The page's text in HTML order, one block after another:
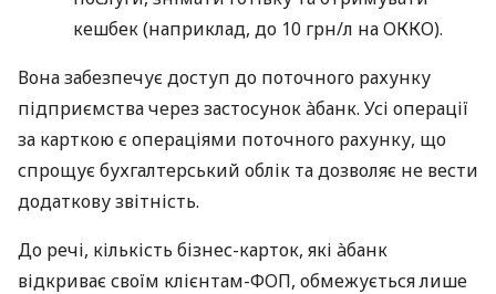
кешбек (наприклад, до 10 грн/л на ОККО).
Вона забезпечує доступ до поточного рахунку
підприємства через застосунок àбанк. Усі операції
за карткою є операціями поточного рахунку, що
спрощує бухгалтерський облік та дозволяє не вести
додаткову звітність.
До речі, кількість бізнес-карток, які àбанк
відкриває своїм клієнтам-ФОП, обмежується лише